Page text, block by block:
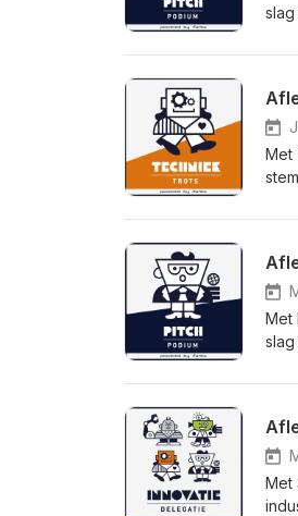
Met
op
Met
de
Met